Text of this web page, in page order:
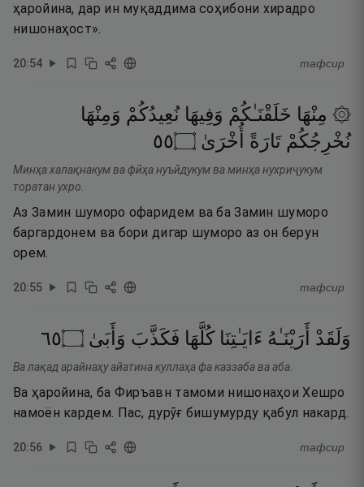
ҳаройина, дар ин муқаддима соҳибони хирадро
нишонаҳост».
20:54 тафсир
۞ مِنْهَا خَلَقْنَـٰكُمْ وَفِيهَا نُعِيدُكُمْ وَمِنْهَا
نُخْرِجُكُمْ تَارَةً أُخْرَىٰ ۝٥٥
Минҳа халақнакум ва фӣҳа нуъӣдукум ва минҳа нухриҷукум
торатан ухро.
Аз Замин шуморо офаридем ва ба Замин шуморо
баргардонем ва бори дигар шуморо аз он берун
орем.
20:55 тафсир
وَلَقَدْ أَرَيْنَـٰهُ ءَايَـٰتِنَا كُلَّهَا فَكَذَّبَ وَأَبَىٰ ۝٥٦
Ва лақад арайнаҳу айатина куллаҳа фа каззаба ва аба.
Ва ҳаройина, ба Фиръавн тамоми нишонаҳои Хешро
намоён кардем. Пас, дурӯғ бишумурду қабул накард.
20:56 тафсир